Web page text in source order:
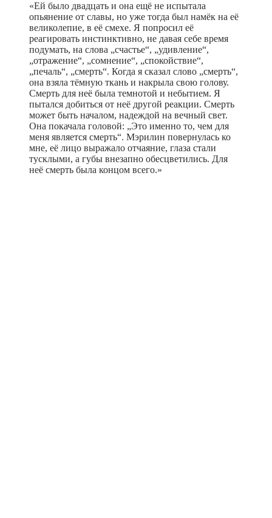
«Ей было двадцать и она ещё не испытала
опьянение от славы, но уже тогда был намёк на её
великолепие, в её смехе. Я попросил её
реагировать инстинктивно, не давая себе время
подумать, на слова „счастье“, „удивление“,
„отражение“, „сомнение“, „спокойствие“,
„печаль“, „смерть“. Когда я сказал слово „смерть“,
она взяла тёмную ткань и накрыла свою голову.
Смерть для неё была темнотой и небытием. Я
пытался добиться от неё другой реакции. Смерть
может быть началом, надеждой на вечный свет.
Она покачала головой: „Это именно то, чем для
меня является смерть“. Мэрилин повернулась ко
мне, её лицо выражало отчаяние, глаза стали
тусклыми, а губы внезапно обесцветились. Для
неё смерть была концом всего.»